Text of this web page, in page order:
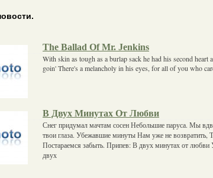
The Ballad Of Mr. Jenkins
With skin as tough as a burlap sack he had his second heart
goin' There's a melancholy in his eyes, for all of you who
В Двух Минутах От Любви
Снег придумал мачтам сосен Небольшие паруса. Мы
твои глаза. Убежавшие минуты Нам уже не возвратить,
Постараемся забыть. Припев: В двух минутах от любви
двух